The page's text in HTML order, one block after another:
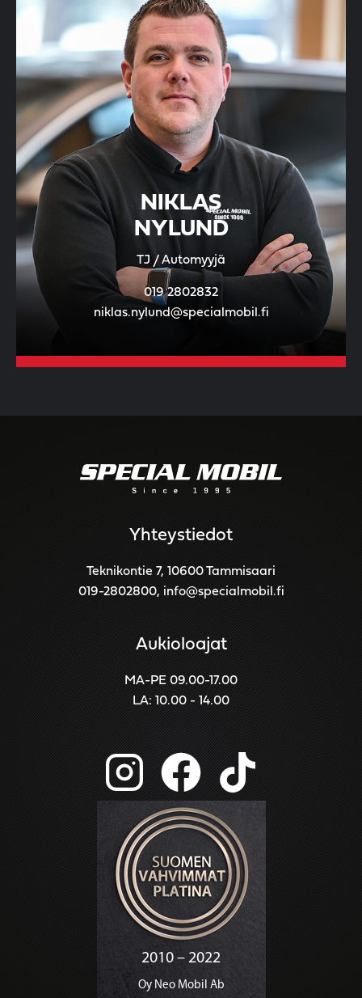
NIKLAS
NYLUND
TJ / Automyyjä
019 2802832
niklas.nylund@specialmobil.fi
Yhteystiedot
Teknikontie 7, 10600 Tammisaari
019-2802800, info@specialmobil.fi
Aukioloajat
MA-PE 09.00-17.00
LA: 10.00 - 14.00